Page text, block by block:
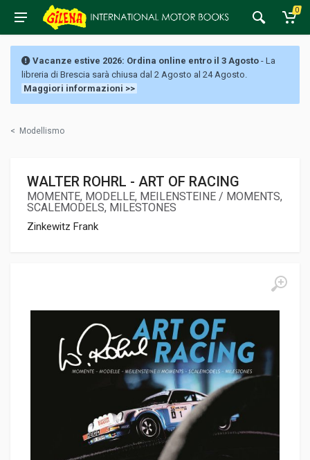
0
Vacanze estive 2026: Ordina online entro il 3 Agosto - La
libreria di Brescia sarà chiusa dal 2 Agosto al 24 Agosto.
Maggiori informazioni >>
< Modellismo
WALTER ROHRL - ART OF RACING
MOMENTE, MODELLE, MEILENSTEINE / MOMENTS,
SCALEMODELS, MILESTONES
Zinkewitz Frank